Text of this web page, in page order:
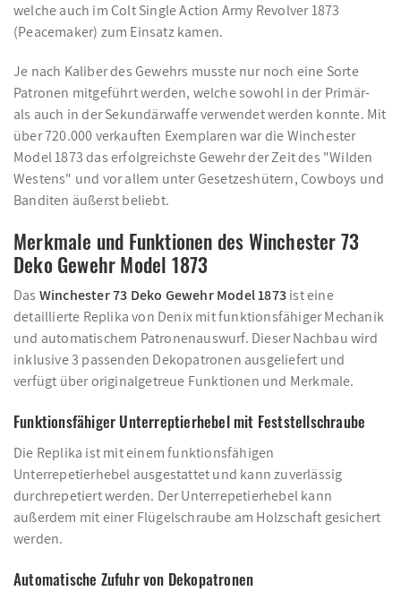
welche auch im Colt Single Action Army Revolver 1873
(Peacemaker) zum Einsatz kamen.
Je nach Kaliber des Gewehrs musste nur noch eine Sorte
Patronen mitgeführt werden, welche sowohl in der Primär-
als auch in der Sekundärwaffe verwendet werden konnte. Mit
über 720.000 verkauften Exemplaren war die Winchester
Model 1873 das erfolgreichste Gewehr der Zeit des "Wilden
Westens" und vor allem unter Gesetzeshütern, Cowboys und
Banditen äußerst beliebt.
Merkmale und Funktionen des Winchester 73
Deko Gewehr Model 1873
Das Winchester 73 Deko Gewehr Model 1873ist eine
detaillierte Replika von Denix mit funktionsfähiger Mechanik
und automatischem Patronenauswurf. Dieser Nachbau wird
inklusive 3 passenden Dekopatronen ausgeliefert und
verfügt über originalgetreue Funktionen und Merkmale.
Funktionsfähiger Unterreptierhebel mit Feststellschraube
Die Replika ist mit einem funktionsfähigen
Unterrepetierhebel ausgestattet und kann zuverlässig
durchrepetiert werden. Der Unterrepetierhebel kann
außerdem mit einer Flügelschraube am Holzschaft gesichert
werden.
Automatische Zufuhr von Dekopatronen